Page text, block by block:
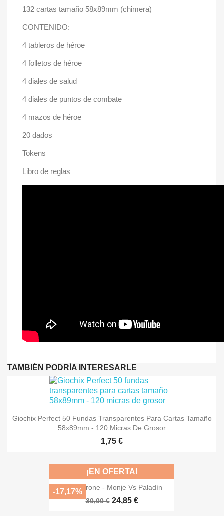
132 cartas tamaño 58x89mm (chimera)
CONTENIDO:
4 tableros de héroe
4 folletos de héroe
4 diales de salud
4 diales de puntos de combate
4 mazos de héroe
20 dados
Tokens
Libro de reglas
TAMBIÉN PODRÍA INTERESARLE
Giochix Perfect 50 Fundas Transparentes Para Cartas Tamaño
58x89mm - 120 Micras De Grosor
1,75 €
Dice Throne - Monje Vs Paladín
30,00 € 24,85 €
¡EN OFERTA!
-17,17%